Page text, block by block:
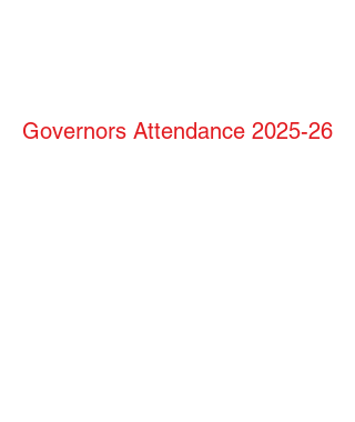
Governors Attendance 2025-26